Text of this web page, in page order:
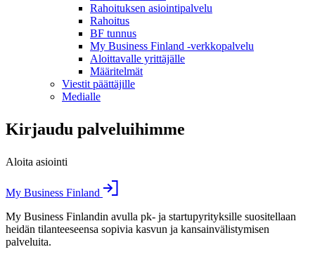
Rahoituksen asiointipalvelu
Rahoitus
BF tunnus
My Business Finland -verkkopalvelu
Aloittavalle yrittäjälle
Määritelmät
Viestit päättäjille
Medialle
Kirjaudu palveluihimme
Aloita asiointi
My Business Finland
My Business Finlandin avulla pk- ja startupyrityksille suositellaan
heidän tilanteeseensa sopivia kasvun ja kansainvälistymisen
palveluita.